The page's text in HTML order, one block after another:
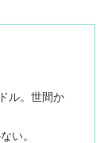
ル。世間か
い。